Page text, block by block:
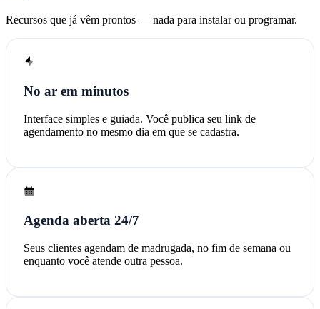
Recursos que já vêm prontos — nada para instalar ou programar.
No ar em minutos
Interface simples e guiada. Você publica seu link de
agendamento no mesmo dia em que se cadastra.
Agenda aberta 24/7
Seus clientes agendam de madrugada, no fim de semana ou
enquanto você atende outra pessoa.